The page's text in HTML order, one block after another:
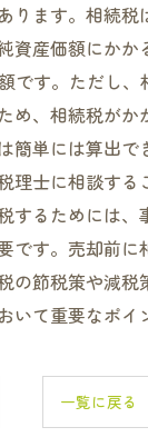
ります。相続税
資産価額にかか
です。ただし
め、相続税がか
簡単には算出で
理士に相談する
するためには、
です。売却前に
の節税策や減税
いて重要なポイ
一覧に戻る